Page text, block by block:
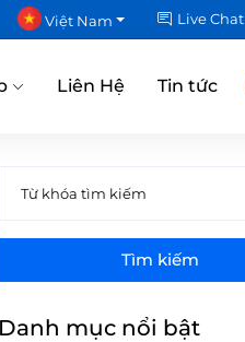
Việt Nam Live Chat
Liên Hệ Tin tức
Tìm kiếm
Danh mục nổi bật